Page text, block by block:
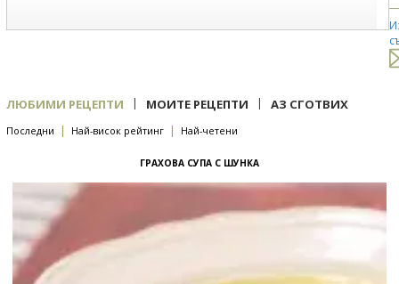
ЛЮБИМИ РЕЦЕПТИ | МОИТЕ РЕЦЕПТИ | АЗ СГОТВИХ
Последни | Най-висок рейтинг | Най-четени
ГРАХОВА СУПА С ШУНКА